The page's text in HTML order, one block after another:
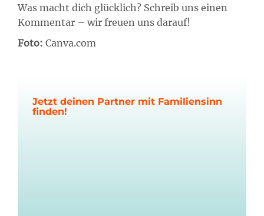
Was macht dich glücklich? Schreib uns einen
Kommentar – wir freuen uns darauf!
Foto: Canva.com
Jetzt deinen Partner mit Familiensinn
finden!